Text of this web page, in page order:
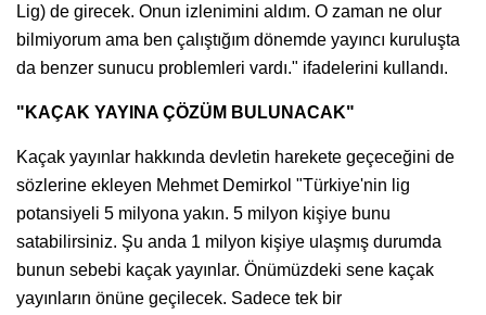
Lig) de girecek. Onun izlenimini aldım. O zaman ne olur
bilmiyorum ama ben çalıştığım dönemde yayıncı kuruluşta
da benzer sunucu problemleri vardı." ifadelerini kullandı.
"KAÇAK YAYINA ÇÖZÜM BULUNACAK"
Kaçak yayınlar hakkında devletin harekete geçeceğini de
sözlerine ekleyen Mehmet Demirkol "Türkiye'nin lig
potansiyeli 5 milyona yakın. 5 milyon kişiye bunu
satabilirsiniz. Şu anda 1 milyon kişiye ulaşmış durumda
bunun sebebi kaçak yayınlar. Önümüzdeki sene kaçak
yayınların önüne geçilecek. Sadece tek bir